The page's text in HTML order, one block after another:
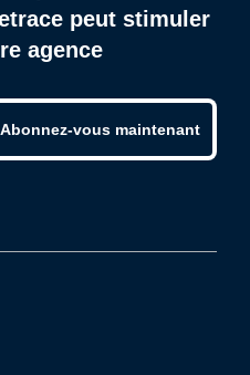
peut stimuler
agence
Abonnez-vous maintenant